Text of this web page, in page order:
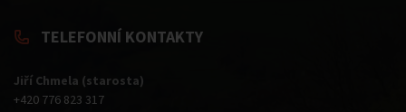
TELEFONNÍ KONTAKTY
Jiří Chmela (starosta)
+420 776 823 317